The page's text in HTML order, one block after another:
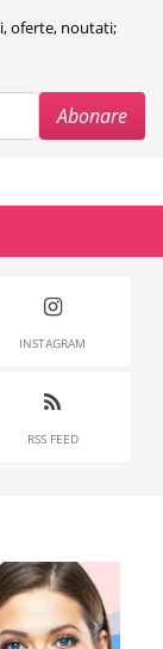
oferte, noutati;
INSTAGRAM
RSS FEED